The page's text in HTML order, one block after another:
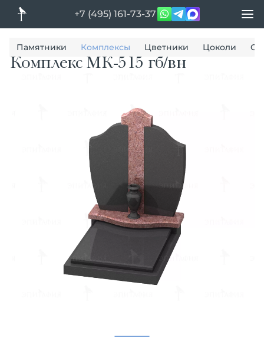
+7 (495) 161-73-37
Памятники Комплексы Цветники Цоколи
Комплекс МК-515 гб/вн